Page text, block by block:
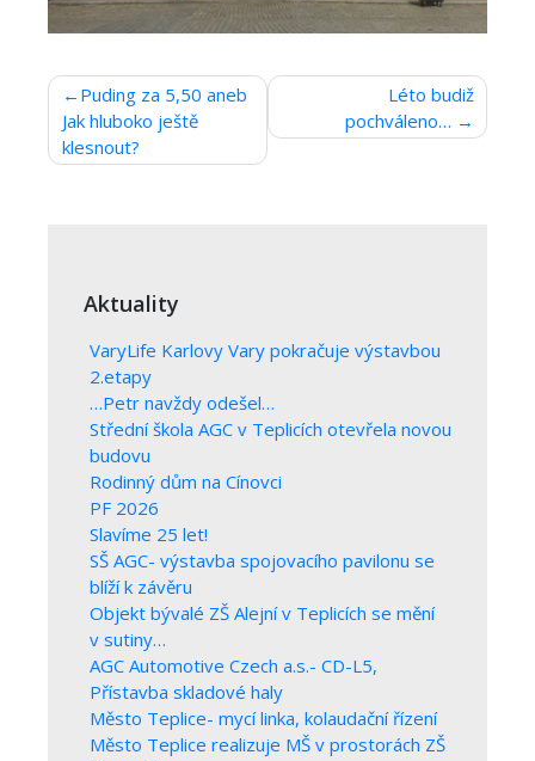
Aktuality
VaryLife Karlovy Vary pokračuje výstavbou
2.etapy
…Petr navždy odešel…
Střední škola AGC v Teplicích otevřela novou
budovu
Rodinný dům na Cínovci
PF 2026
Slavíme 25 let!
SŠ AGC- výstavba spojovacího pavilonu se
blíží k závěru
Objekt bývalé ZŠ Alejní v Teplicích se mění
v sutiny…
AGC Automotive Czech a.s.- CD-L5,
Přístavba skladové haly
Město Teplice- mycí linka, kolaudační řízení
Město Teplice realizuje MŠ v prostorách ZŠ
Navigace
pro
příspěvek
Puding za 5,50 aneb
Jak hluboko ještě
klesnout?
Léto budiž
pochváleno…